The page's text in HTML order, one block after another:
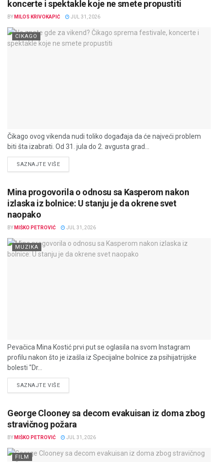
koncerte i spektakle koje ne smete propustiti
BY MILOS KRIVOKAPIĆ JUL 31, 2026
CIKAGO
Čikago ovog vikenda nudi toliko događaja da će najveći problem
biti šta izabrati. Od 31. jula do 2. avgusta grad...
SAZNAJTE VIŠEDETAILS
Mina progovorila o odnosu sa Kasperom nakon
izlaska iz bolnice: U stanju je da okrene svet
naopako
BY MIŠKO PETROVIĆ JUL 31, 2026
MUZIKA
Pevačica Mina Kostić prvi put se oglasila na svom Instagram
profilu nakon što je izašla iz Specijalne bolnice za psihijatrijske
bolesti "Dr...
SAZNAJTE VIŠEDETAILS
George Clooney sa decom evakuisan iz doma zbog
stravičnog požara
BY MIŠKO PETROVIĆ JUL 31, 2026
FILM